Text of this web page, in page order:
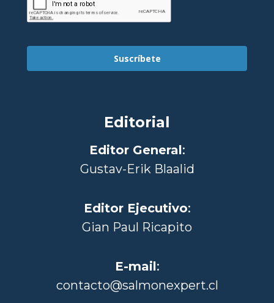
Suscríbete
Editorial
Editor General:
Gustav-Erik Blaalid
Editor Ejecutivo:
Gian Paul Ricapito
E-mail:
contacto@salmonexpert.cl